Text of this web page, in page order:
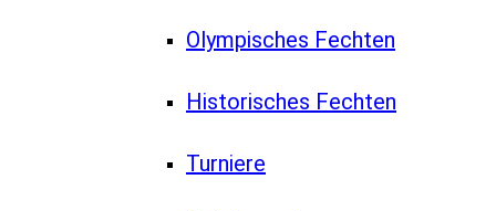
Olympisches Fechten
Historisches Fechten
Turniere